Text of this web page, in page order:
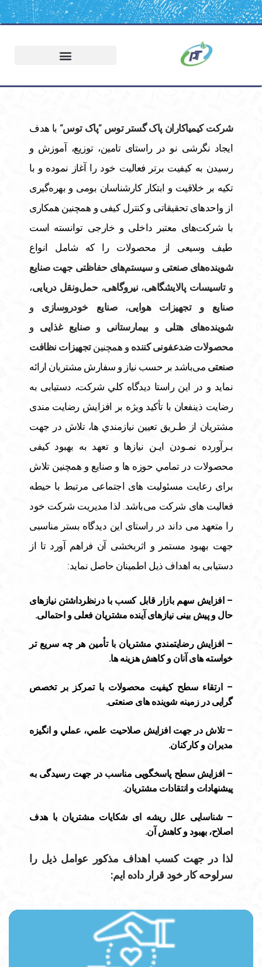
شركت کیمیاکاران پاک گستر توس “پاک توس“ با هدف
ایجاد نگرشی نو در راستای تامین، توزیع، آموزش و
رسیدن به کیفیت برتر فعالیت خود را آغاز نموده و با
تکیه بر خلاقیت و ابتکار کارشناسان بومی و بهره‌گیری
از واحدهای تحقیقاتی و کنترل کیفی و همچنین همکاری
با شرکت‌های معتبر داخلی و خارجی توانسته است
طیف وسیعی از محصولات را که شامل انواع
شوینده‌های صنعتی وسیستم‌های حفاظتی جهت صنایع
وتاسیسات پالایشگاهی، نیروگاهی، حمل‌و‌نقل دریایی،
صنایع و تجهیزات هوایی،صنایع خودرو‌سازی و
شوینده‌های هتلی و بیمارستانی وصنایع غذایی و
محصولات ضدعفونی کننده و همچنینتجهیزات نظافت
صنعتی می‌باشد بر حسب نیاز و سفارش مشتریان ارائه
نماید و در اين راستا ديدگاه كلي شركت، دستيابی به
رضايت ذينفعان با تأکید ویژه بر افزایش رضایت مندی
مشتریان از طـريق تعيين نيازمندي ها، تلاش در جهت
بـرآورده نمـودن ايـن نيازها و تعهد به بهبود کیفی
محصولات در تمامي حوزه ها و صنایع و همچنین تلاش
برای رعایت مسئولیت های اجتماعی مرتبط با حیطه
فعالیت های شرکت می‌باشد. لذا مديريت شركت خود
را متعهد می داند در راستای اين ديدگاه بستر مناسبی
جهت بهبود مستمر و اثربخشی آن فراهم آورد تا از
دستيابی به اهداف ذيل اطمينان حاصل نمايد:
– افزايش سهم بازار قابل كسب با درنظرداشتن نيازهای
حال و پیش بینی نیازهای آينده مشتريان فعلی و احتمالی.
– افزايش رضايتمندي مشتريان با تأمین هر چه سریع تر
خواسته های آنان و کاهش هزینه ها.
– ارتقاء سطح كيفيت محصولات با تمرکز بر تخصص
گرایی در زمینه شوینده های صنعتی.
– تلاش در جهت افزايش صلاحيت علمي، عملي و انگيزه
مدیران و كاركنان.
– افزایش سطح پاسخگویی مناسب در جهت رسیدگی به
پیشنهادات و انتقادات مشتریان.
– شناسایی علل ریشه ای شکایات مشتریان با هدف
اصلاح، بهبود و کاهش آن.
لذا در جهت کسب اهداف مذکور عوامل ذیل را
سرلوحه کار خود قرار داده ایم:
ما به عنوان یک بنگاه اقتصادی تأمین و عرضه محصولات تخصصی مورد نیاز